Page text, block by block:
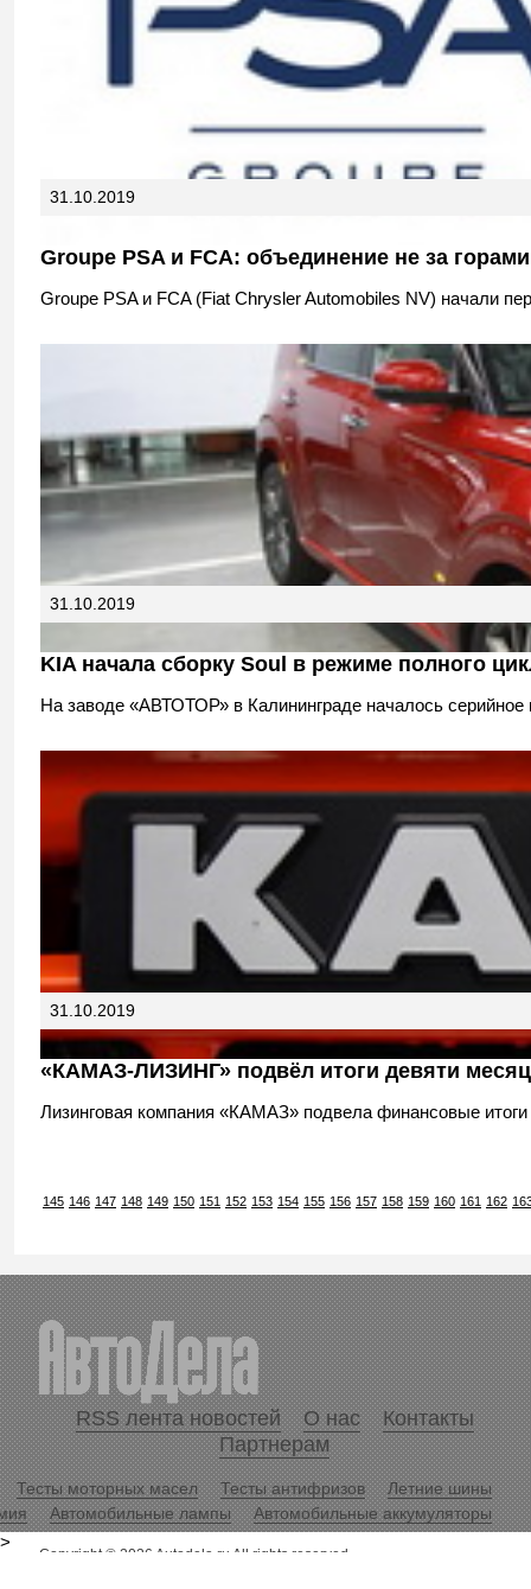
31.10.2019
Groupe PSA и FCA: объединение не за горами
Groupe PSA и FCA (Fiat Chrysler Automobiles NV) начали
31.10.2019
KIA начала сборку Soul в режиме полного
На заводе «АВТОТОР» в Калининграде началось серийное
31.10.2019
«КАМАЗ-ЛИЗИНГ» подвёл итоги девяти
Лизинговая компания «КАМАЗ» подвела финансовые
145 146 147 148 149 150 151 152 153 154 155 156 157 158 159 160 161 162
RSS лента новостей О нас
Контакты
Партнерам
Тесты моторных масел Тесты антифризов
Летние шины
Автомобильные лампы Автомобильные аккумуляторы
Copyright © 2026 Autodela.ru All rights reserved.
>